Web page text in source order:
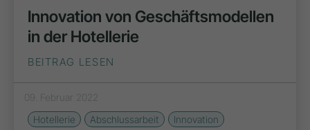
Innovation von Geschäftsmodellen
in der Hotellerie
BEITRAG LESEN
09. Februar 2022
Hotellerie
Abschlussarbeit Innovation